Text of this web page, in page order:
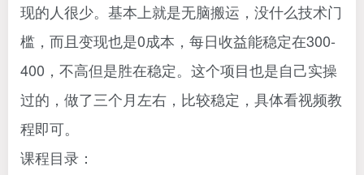
现的人很少。基本上就是无脑搬运，没什么技术门
槛，而且变现也是0成本，每日收益能稳定在300-
400，不高但是胜在稳定。这个项目也是自己实操
过的，做了三个月左右，比较稳定，具体看视频教
程即可。
课程目录：